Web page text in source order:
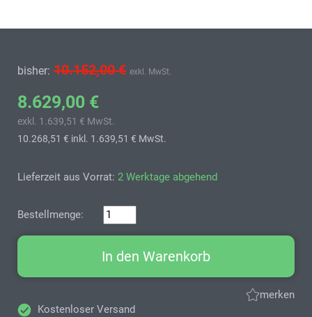
bisher: 10.152,00 € exkl. MwSt.
8.629,00 €
exkl. 1.639,51 € MwSt.
10.268,51 € inkl. 1.639,51 € MwSt.
Lieferzeit aus Vorrat: 2 Werktage abgehend
Bestellmenge:
In den Warenkorb
merken
Kostenloser Versand